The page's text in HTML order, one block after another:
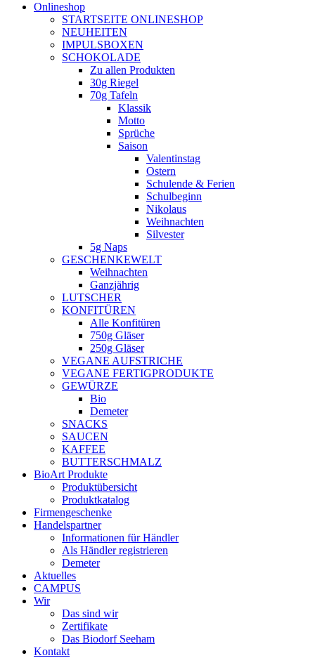
Onlineshop
STARTSEITE ONLINESHOP
NEUHEITEN
IMPULSBOXEN
SCHOKOLADE
Zu allen Produkten
30g Riegel
70g Tafeln
Klassik
Motto
Sprüche
Saison
Valentinstag
Ostern
Schulende & Ferien
Schulbeginn
Nikolaus
Weihnachten
Silvester
5g Naps
GESCHENKEWELT
Weihnachten
Ganzjährig
LUTSCHER
KONFITÜREN
Alle Konfitüren
750g Gläser
250g Gläser
VEGANE AUFSTRICHE
VEGANE FERTIGPRODUKTE
GEWÜRZE
Bio
Demeter
SNACKS
SAUCEN
KAFFEE
BUTTERSCHMALZ
BioArt Produkte
Produktübersicht
Produktkatalog
Firmengeschenke
Handelspartner
Informationen für Händler
Als Händler registrieren
Demeter
Aktuelles
CAMPUS
Wir
Das sind wir
Zertifikate
Das Biodorf Seeham
Kontakt